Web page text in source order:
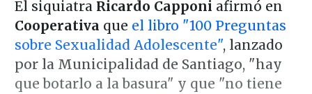
El siquiatraRicardo Capponi afirmó en
Cooperativa que el libro "100 Preguntas
sobre Sexualidad Adolescente", lanzado
por la Municipalidad de Santiago, "hay
que botarlo a la basura" y que "no tiene